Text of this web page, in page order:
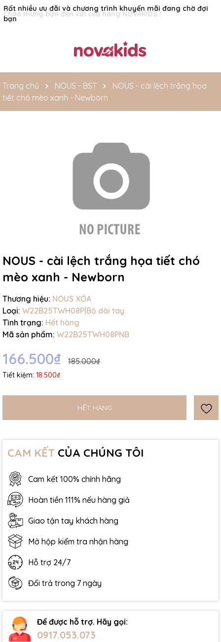
Rất nhiều ưu đãi và chương trình khuyến mãi đang chờ đợi
bạn
Trang chủ NOUS - BST
NOUS - cài lệch trắng họa
tiết chó mèo xanh - Newborn
NOUS - cài lệch trắng họa tiết chó
mèo xanh - Newborn
Thương hiệu: NOUS XÓA
Loại: W22B25TWH08P|Bộ dài tay
Tình trạng: Hết hàng
Mã sản phẩm: W22B25TWH08PNB
166.500₫ 185.000₫
Tiết kiệm: 18.500₫
HẾT HÀNG
CAM KẾT CỦA CHÚNG TÔI
Cam kết 100% chính hãng
Hoàn tiền 111% nếu hàng giả
Giao tận tay khách hàng
Mở hộp kiểm tra nhận hàng
Hỗ trợ 24/7
Đổi trả trong 7 ngày
Để được hỗ trợ. Hãy gọi:
0917.053.073
Mã giảm giá:
Ngày hết hạn:
Điều kiện: